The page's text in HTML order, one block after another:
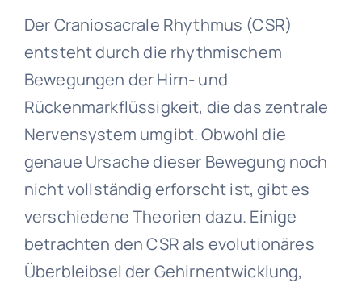
Der Craniosacrale Rhythmus (CSR)
entsteht durch die rhythmischem
Bewegungen der Hirn- und
Rückenmarkflüssigkeit, die das zentrale
Nervensystem umgibt. Obwohl die
genaue Ursache dieser Bewegung noch
nicht vollständig erforscht ist, gibt es
verschiedene Theorien dazu. Einige
betrachten den CSR als evolutionäres
Überbleibsel der Gehirnentwicklung,